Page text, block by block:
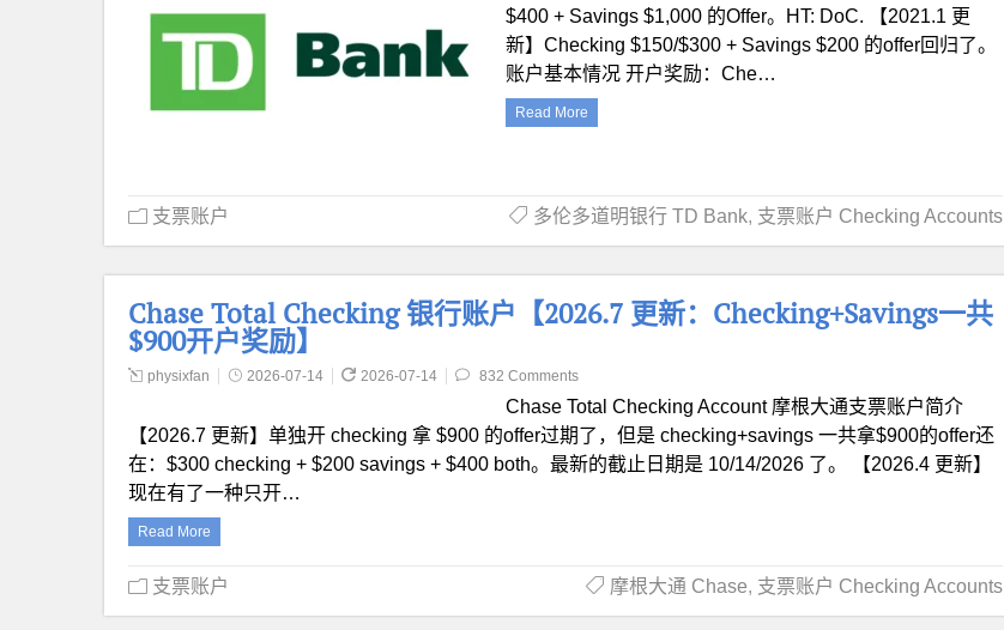
$400 + Savings $1,000 的Offer。HT: DoC. 【2021.1 更
新】Checking $150/$300 + Savings $200 的offer回归了。
账户基本情况 开户奖励：Che…
Read More
支票账户 多伦多道明银行 TD Bank, 支票账户 Checking Accounts
Chase Total Checking 银行账户【2026.7 更新：Checking+Savings一共
$900开户奖励】
physixfan 2026-07-14 2026-07-14 832 Comments
Chase Total Checking Account 摩根大通支票账户简介
【2026.7 更新】单独开 checking 拿 $900 的offer过期了，但是 checking+savings 一共拿$900的offer还
在：$300 checking + $200 savings + $400 both。最新的截止日期是 10/14/2026 了。 【2026.4 更新】
现在有了一种只开…
Read More
支票账户 摩根大通 Chase, 支票账户 Checking Accounts